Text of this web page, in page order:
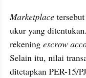
Marketplace
ukur yang
rekening escrow
Selain itu, nilai
ditetapkan PER-15/